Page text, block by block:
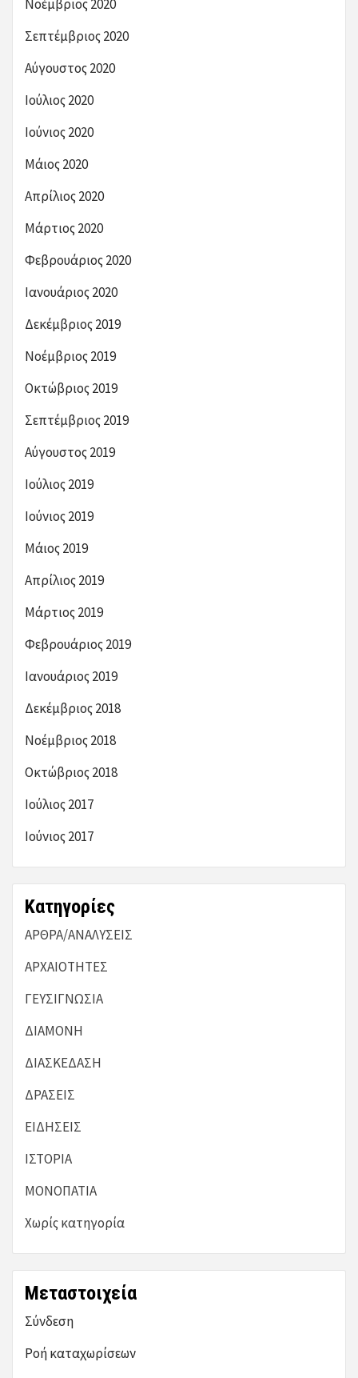
Νοέμβριος 2020
Σεπτέμβριος 2020
Αύγουστος 2020
Ιούλιος 2020
Ιούνιος 2020
Μάιος 2020
Απρίλιος 2020
Μάρτιος 2020
Φεβρουάριος 2020
Ιανουάριος 2020
Δεκέμβριος 2019
Νοέμβριος 2019
Οκτώβριος 2019
Σεπτέμβριος 2019
Αύγουστος 2019
Ιούλιος 2019
Ιούνιος 2019
Μάιος 2019
Απρίλιος 2019
Μάρτιος 2019
Φεβρουάριος 2019
Ιανουάριος 2019
Δεκέμβριος 2018
Νοέμβριος 2018
Οκτώβριος 2018
Ιούλιος 2017
Ιούνιος 2017
Kατηγορίες
ΑΡΘΡΑ/ΑΝΑΛΥΣΕΙΣ
ΑΡΧΑΙΟΤΗΤΕΣ
ΓΕΥΣΙΓΝΩΣΙΑ
ΔΙΑΜΟΝΗ
ΔΙΑΣΚΕΔΑΣΗ
ΔΡΑΣΕΙΣ
ΕΙΔΗΣΕΙΣ
ΙΣΤΟΡΙΑ
ΜΟΝΟΠΑΤΙΑ
Χωρίς κατηγορία
Μεταστοιχεία
Σύνδεση
Ροή καταχωρίσεων